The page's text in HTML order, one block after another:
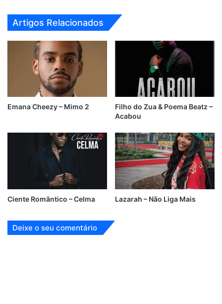
Artigos Relacionados
Emana Cheezy – Mimo 2
Filho do Zua & Poema Beatz –
Acabou
Ciente Romântico – Celma Lazarah – Não Liga Mais
Deixe o seu comentário